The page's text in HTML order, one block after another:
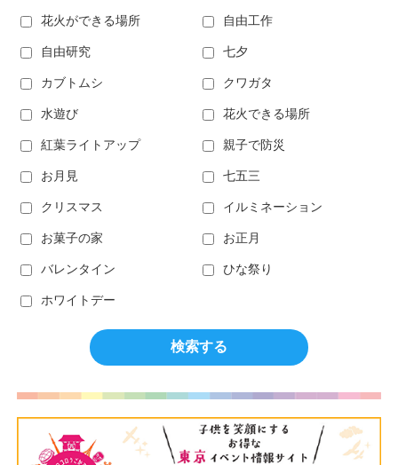
花火ができる場所 自由工作
自由研究 七夕
カブトムシ クワガタ
水遊び 花火できる場所
紅葉ライトアップ 親子で防災
お月見 七五三
クリスマス イルミネーション
お菓子の家 お正月
バレンタイン ひな祭り
ホワイトデー